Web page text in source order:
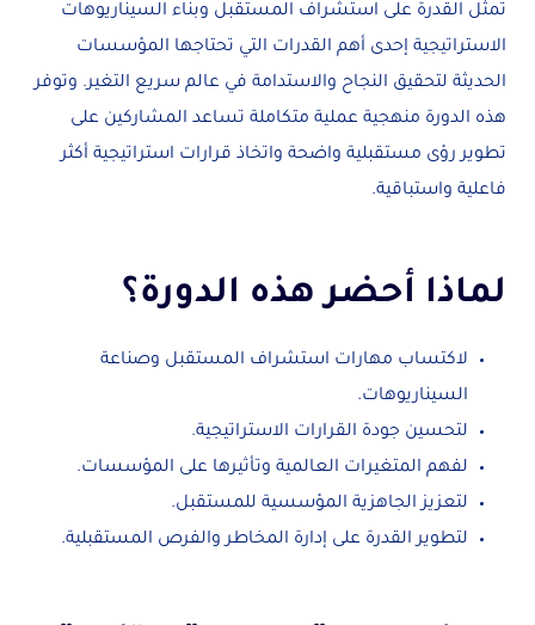
تمثل القدرة على استشراف المستقبل وبناء السيناريوهات
الاستراتيجية إحدى أهم القدرات التي تحتاجها المؤسسات
الحديثة لتحقيق النجاح والاستدامة في عالم سريع التغير. وتوفر
هذه الدورة منهجية عملية متكاملة تساعد المشاركين على
تطوير رؤى مستقبلية واضحة واتخاذ قرارات استراتيجية أكثر
فاعلية واستباقية.
لماذا أحضر هذه الدورة؟
لاكتساب مهارات استشراف المستقبل وصناعة
السيناريوهات.
لتحسين جودة القرارات الاستراتيجية.
لفهم المتغيرات العالمية وتأثيرها على المؤسسات.
لتعزيز الجاهزية المؤسسية للمستقبل.
لتطوير القدرة على إدارة المخاطر والفرص المستقبلية.